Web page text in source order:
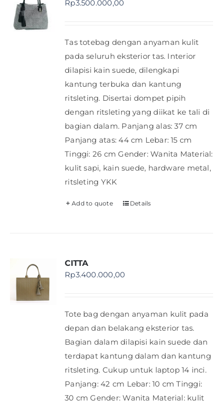
Shop
Rp3.500.000,00
Tas totebag dengan anyaman kulit
pada seluruh eksterior tas. Interior
dilapisi kain suede, dilengkapi
kantung terbuka dan kantung
ritsleting. Disertai dompet pipih
dengan ritsleting yang diikat ke tali di
bagian dalam. Panjang alas: 37 cm
Panjang atas: 44 cm Lebar: 15 cm
Tinggi: 26 cm Gender: Wanita Material:
kulit sapi, kain suede, hardware metal,
ritsleting YKK
Add to quote Details
CITTA
Rp3.400.000,00
Tote bag dengan anyaman kulit pada
depan dan belakang eksterior tas.
Bagian dalam dilapisi kain suede dan
terdapat kantung dalam dan kantung
ritsleting. Cukup untuk laptop 14 inci.
Panjang: 42 cm Lebar: 10 cm Tinggi:
30 cm Gender: Wanita Material: kulit